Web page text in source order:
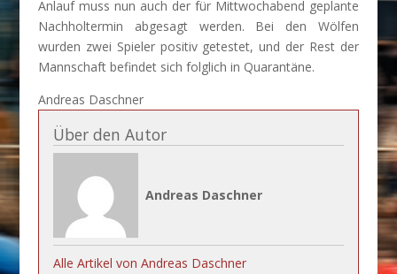
Anlauf muss nun auch der für Mittwochabend geplante
Nachholtermin abgesagt werden. Bei den Wölfen
wurden zwei Spieler positiv getestet, und der Rest der
Mannschaft befindet sich folglich in Quarantäne.
Andreas Daschner
Über den Autor
Andreas Daschner
Alle Artikel von Andreas Daschner